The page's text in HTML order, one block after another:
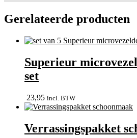
Gerelateerde producten
Superieur
set
23,95 incl. BTW
Verrassingspakket